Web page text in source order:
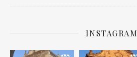
INSTAGRAM